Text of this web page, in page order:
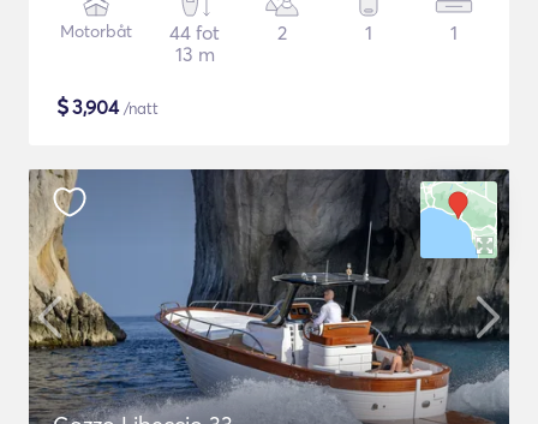
Motorbåt
44 fot
13 m
2 1 1
$3,904/natt